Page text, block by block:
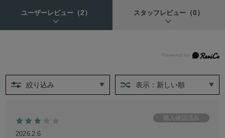
ユーザーレビュー （2） スタッフレビュー （0）
絞り込み 表示：新しい順
2026.2.6